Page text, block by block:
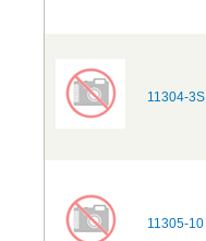
11304-3S
11305-10